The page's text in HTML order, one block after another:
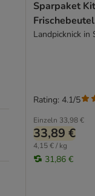
Sparpaket
Landpicknick in
Einzeln 33,98 €
33,89 €
4,15 € / kg
31,86 €
Rating: 4.1/5